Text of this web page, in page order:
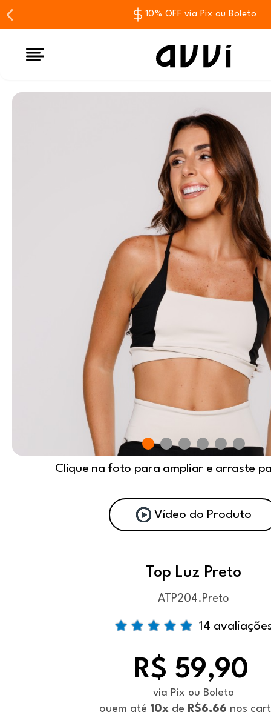
10% OFF via Pix ou Boleto
Clique na foto para ampliar e arraste
Vídeo do Produto
Top Luz Preto
ATP204.Preto
14
R$ 59,90
via Pix ou Boleto
ouem até 10xde R$6,66 nos